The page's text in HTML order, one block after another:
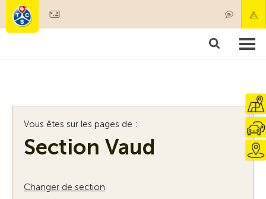
Membres & prestations
Vous êtes sur les pages de :
Section Vaud
Changer de section